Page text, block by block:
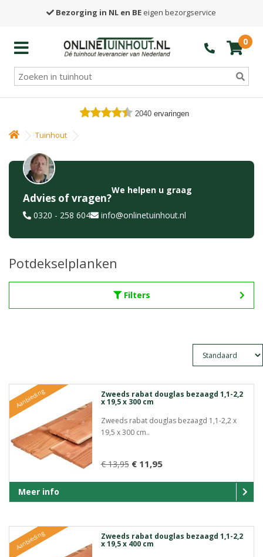
Bezorging in NL en BE eigen bezorgservice
0
2040 ervaringen
Tuinhout
Advies of vragen?
We helpen u graag
0320 - 258 604 info@onlinetuinhout.nl
Potdekselplanken
Filters
Aanbieding Zweeds rabat douglas bezaagd 1,1-2,2
x 19,5 x 300 cm
Zweeds rabat douglas bezaagd 1,1-2,2 x
19,5 x 300 cm..
€ 13,95 € 11,95
Meer info
Aanbieding Zweeds rabat douglas bezaagd 1,1-2,2
x 19,5 x 400 cm